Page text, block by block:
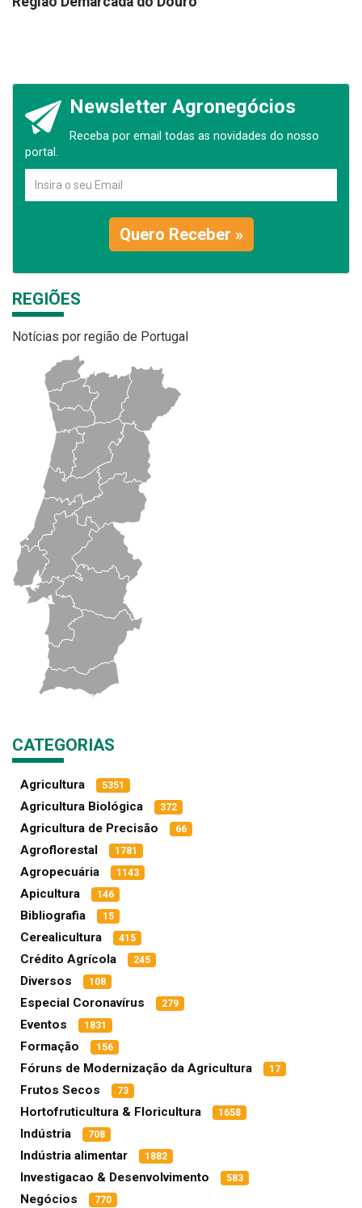
Newsletter Agronegócios
Receba por email todas as novidades do nosso
portal.
Quero Receber »
REGIÕES
Notícias por região de Portugal
CATEGORIAS
Agricultura 5351
Agricultura Biológica 372
Agricultura de Precisão 66
Agroflorestal 1781
Agropecuária 1143
Apicultura 146
Bibliografia 15
Cerealicultura 415
Crédito Agrícola 245
Diversos 108
Especial Coronavírus 279
Eventos 1831
Formação 156
Fóruns de Modernização da Agricultura 17
Frutos Secos 73
Hortofruticultura & Floricultura 1658
Indústria 708
Indústria alimentar 1882
Investigacao & Desenvolvimento 583
Negócios 770